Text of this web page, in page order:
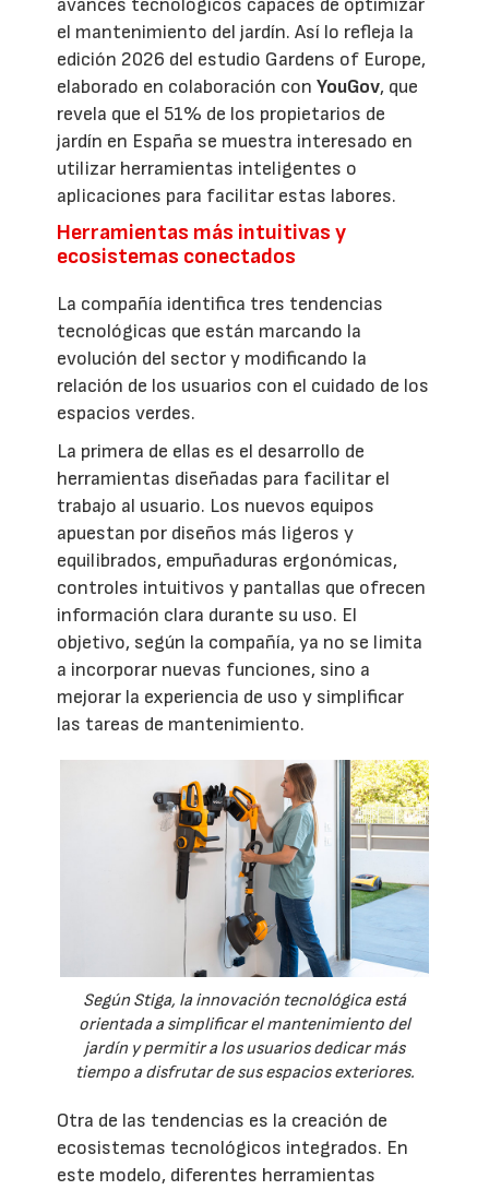
avances tecnológicos capaces de optimizar
el mantenimiento del jardín. Así lo refleja la
edición 2026 del estudio Gardens of Europe,
elaborado en colaboración conYouGov, que
revela que el 51% de los propietarios de
jardín en España se muestra interesado en
utilizar herramientas inteligentes o
aplicaciones para facilitar estas labores.
Herramientas más intuitivas y
ecosistemas conectados
La compañía identifica tres tendencias
tecnológicas que están marcando la
evolución del sector y modificando la
relación de los usuarios con el cuidado de los
espacios verdes.
La primera de ellas es el desarrollo de
herramientas diseñadas para facilitar el
trabajo al usuario. Los nuevos equipos
apuestan por diseños más ligeros y
equilibrados, empuñaduras ergonómicas,
controles intuitivos y pantallas que ofrecen
información clara durante su uso. El
objetivo, según la compañía, ya no se limita
a incorporar nuevas funciones, sino a
mejorar la experiencia de uso y simplificar
las tareas de mantenimiento.
Según Stiga, la innovación tecnológica está
orientada a simplificar el mantenimiento del
jardín y permitir a los usuarios dedicar más
tiempo a disfrutar de sus espacios exteriores.
Otra de las tendencias es la creación de
ecosistemas tecnológicos integrados. En
este modelo, diferentes herramientas